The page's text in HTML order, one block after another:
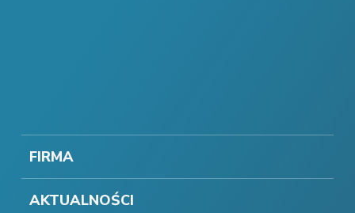
FIRMA
AKTUALNOŚCI